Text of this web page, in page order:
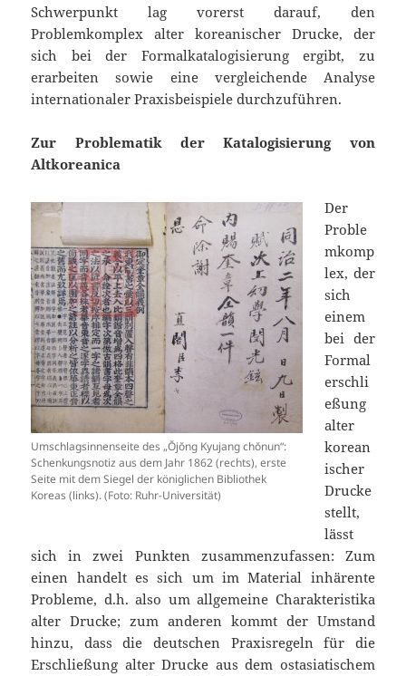
Schwerpunkt lag vorerst darauf, den
Problemkomplex alter koreanischer Drucke, der
sich bei der Formalkatalogisierung ergibt, zu
erarbeiten sowie eine vergleichende Analyse
internationaler Praxisbeispiele durchzuführen.
Zur Problematik der Katalogisierung von
Altkoreanica
Umschlagsinnenseite des „Ŏjŏng Kyujang chŏnun“:
Schenkungsnotiz aus dem Jahr 1862 (rechts), erste
Seite mit dem Siegel der königlichen Bibliothek
Koreas (links). (Foto: Ruhr-Universität)
Der
Proble
mkomp
lex, der
sich
einem
bei der
Formal
erschli
eßung
alter
korean
ischer
Drucke
stellt,
lässt
sich in zwei Punkten zusammenzufassen: Zum
einen handelt es sich um im Material inhärente
Probleme, d.h. also um allgemeine Charakteristika
alter Drucke; zum anderen kommt der Umstand
hinzu, dass die deutschen Praxisregeln für die
Erschließung alter Drucke aus dem ostasiatischem